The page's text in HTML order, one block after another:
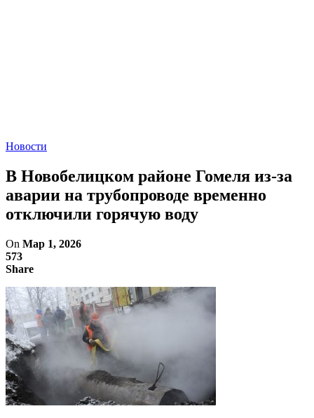
Новости
В Новобелицком районе Гомеля из-за
аварии на трубопроводе временно
отключили горячую воду
On Мар 1, 2026
573
Share